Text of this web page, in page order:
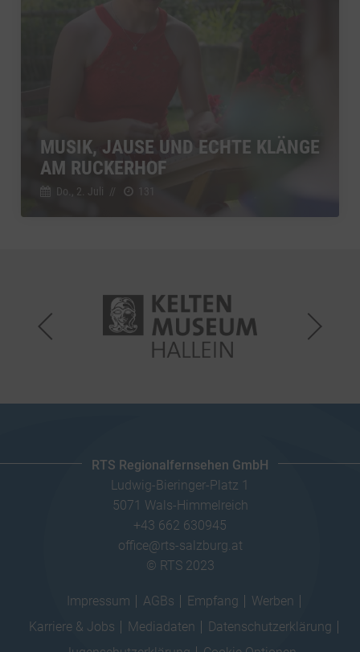
MUSIK, JAUSE UND ECHTE KLÄNGE
AM RUCKERHOF
Do., 2. Juli //
RTS Regionalfernsehen GmbH
Ludwig-Bieringer-Platz 1
5071 Wals-Himmelreich
+43 662 630945
office@rts-salzburg.at
© RTS 2023
Impressum AGBs Empfang
Werben
Karriere & Jobs
Mediadaten
Datenschutzerklärung